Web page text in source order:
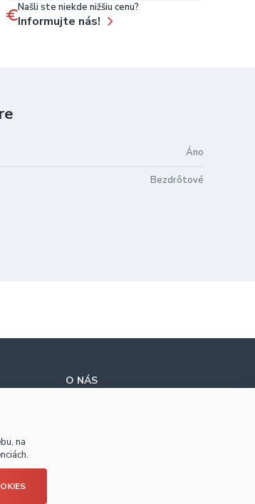
Našli ste niekde nižšiu cenu?
Informujte nás!
Áno
Bezdrôtové
O NÁS
na